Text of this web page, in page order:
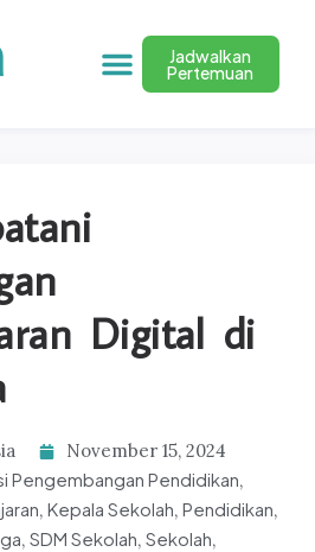
Jadwalkan
Pertemuan
Digital di
November 15, 2024
Pengembangan Pendidikan,
, Kepala Sekolah, Pendidikan,
, SDM Sekolah, Sekolah,